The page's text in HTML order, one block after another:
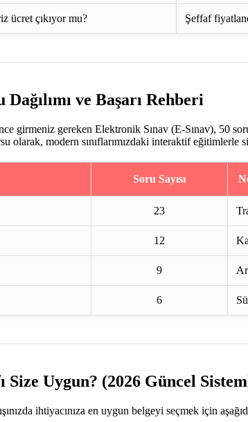
ücret çıkıyor mu? Şeffaf
Dağılımı ve Başarı Rehberi
girmeniz gereken Elektronik Sınav (E-Sınav), 50
olarak, modern sınıflarımızdaki interaktif eğitimlerle
Soru Sayısı
23
12
9
6
Size Uygun? (2026 Güncel
ihtiyacınıza en uygun belgeyi seçmek için